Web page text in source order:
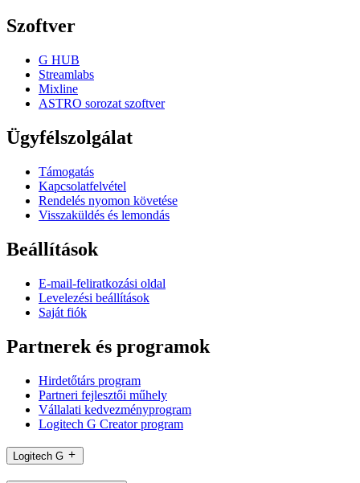
Szoftver
G HUB
Streamlabs
Mixline
ASTRO sorozat szoftver
Ügyfélszolgálat
Támogatás
Kapcsolatfelvétel
Rendelés nyomon követése
Visszaküldés és lemondás
Beállítások
E-mail-feliratkozási oldal
Levelezési beállítások
Saját fiók
Partnerek és programok
Hirdetőtárs program
Partneri fejlesztői műhely
Vállalati kedvezményprogram
Logitech G Creator program
Logitech G